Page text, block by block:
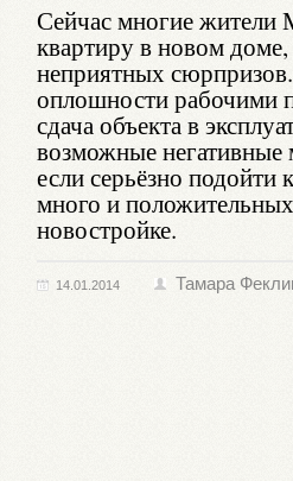
Сейчас многие жители
квартиру в новом
неприятных
оплошности рабочими
сдача объекта в
возможные
если серьёзно
много и
новостройке.
14.01.2014 Тамара